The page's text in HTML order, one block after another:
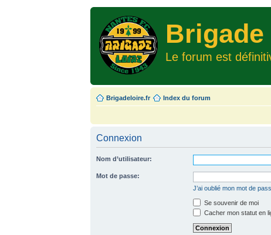
Le forum est
Brigadeloire.fr Index du forum
Connexion
Nom d’utilisateur:
Mot de passe:
J’ai oublié mon mot de
Se souvenir de moi
Cacher mon statut en